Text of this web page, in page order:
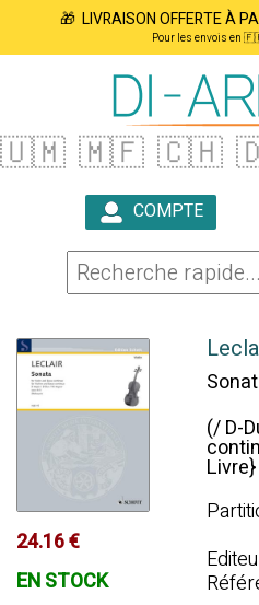
🎁 LIVRAISON OFFERTE À
Pour les envois en
🇺🇲 🇲🇫 🇨🇭
COMPTE
24.16 €
EN STOCK
(/ D-
Livre}